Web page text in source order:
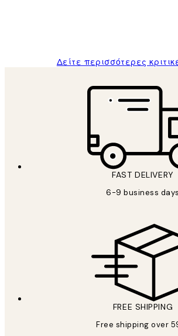
Δείτε περισσότερες
FAST DELIVERY
6-9 business days
FREE SHIPPING
Free shipping over